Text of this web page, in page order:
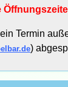
Termin
)